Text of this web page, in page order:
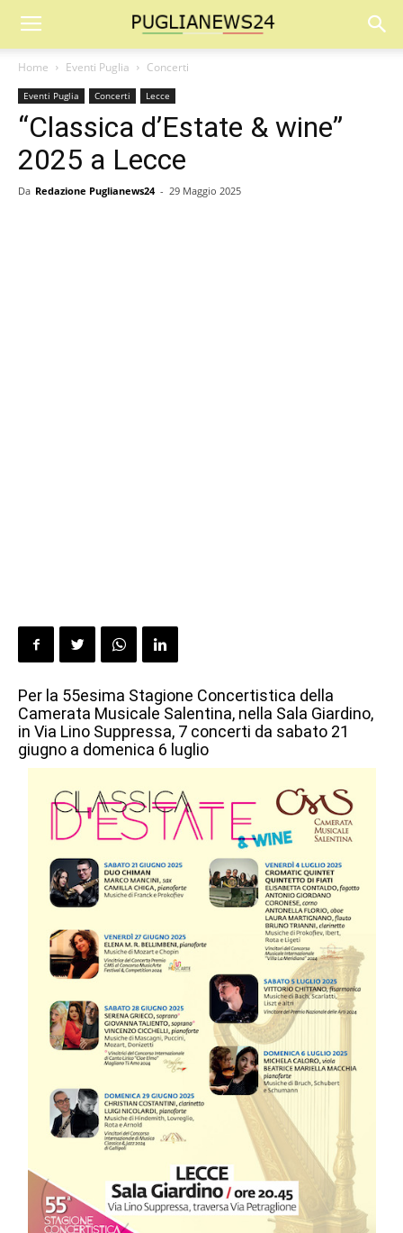
Home Eventi Puglia Concerti
Eventi Puglia Concerti Lecce
“Classica d’Estate & wine”
2025 a Lecce
Da Redazione Puglianews24 - 29 Maggio 2025
Per la 55esima Stagione Concertistica della
Camerata Musicale Salentina, nella Sala Giardino,
in Via Lino Suppressa, 7 concerti da sabato 21
giugno a domenica 6 luglio